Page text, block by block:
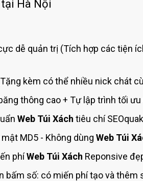
Website
Hà Nội
dễ quản trị (Tích hợp các tiện
kèm có thể nhiều nick chát
thông cao + Tự lập trình tối ưu
Web Túi Xách tiêu chí
MD5 - Không dùng Web Túi
phíWeb Túi Xách Reponsive
bấm số: có miến phí tạo và thêm